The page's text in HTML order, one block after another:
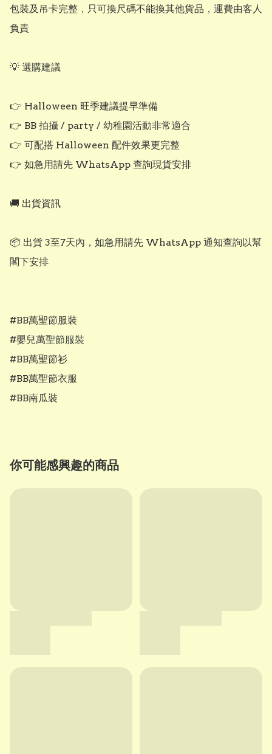
包裝及吊卡完整，只可換尺碼不能換其他貨品，運費由客人
負責
💡 選購建議
👉 Halloween 旺季建議提早準備
👉 BB 拍攝 / party / 幼稚園活動非常適合
👉 可配搭 Halloween 配件效果更完整
👉 如急用請先 WhatsApp 查詢現貨安排
🚚 出貨資訊
📦 出貨 3至7天內，如急用請先 WhatsApp 通知查詢以幫
閣下安排
#BB萬聖節服裝
#嬰兒萬聖節服裝
#BB萬聖節衫
#BB萬聖節衣服
#BB南瓜裝
你可能感興趣的商品